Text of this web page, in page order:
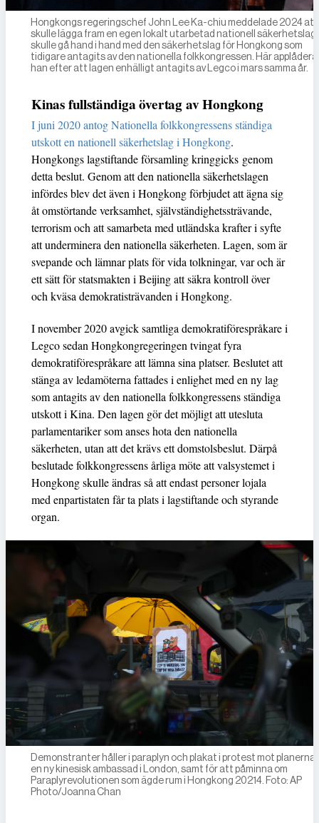
Hongkongs regeringschef John Lee Ka-chiu meddelade 2024
skulle lägga fram en egen lokalt utarbetad nationell säkerhetslag,
skulle gå hand i hand med den säkerhetslag för Hongkong som
tidigare antagits av den nationella folkkongressen. Här
han efter att lagen enhälligt antagits av Legco i mars samma år.
Kinas fullständiga övertag av Hongkong
I juni 2020 antog Nationella folkkongressens ständiga
utskott en nationell säkerhetslag i Hongkong.
Hongkongs lagstiftande församling kringgicks genom
detta beslut. Genom att den nationella säkerhetslagen
infördes blev det även i Hongkong förbjudet att ägna sig
åt omstörtande verksamhet, självständighetssträvande,
terrorism och att samarbeta med utländska krafter i syfte
att underminera den nationella säkerheten. Lagen, som är
svepande och lämnar plats för vida tolkningar, var och är
ett sätt för statsmakten i Beijing att säkra kontroll över
och kväsa demokratisträvanden i Hongkong.
I november 2020 avgick samtliga demokratiförespråkare i
Legco sedan Hongkongregeringen tvingat fyra
demokratiförespråkare att lämna sina platser. Beslutet att
stänga av ledamöterna fattades i enlighet med en ny lag
som antagits av den nationella folkkongressens ständiga
utskott i Kina. Den lagen gör det möjligt att utesluta
parlamentariker som anses hota den nationella
säkerheten, utan att det krävs ett domstolsbeslut. Därpå
beslutade folkkongressens årliga möte att valsystemet i
Hongkong skulle ändras så att endast personer lojala
med enpartistaten får ta plats i lagstiftande och styrande
organ.
Demonstranter håller i paraplyn och plakat i protest mot planerna
en ny kinesisk ambassad i London, samt för att påminna om
Paraplyrevolutionen som ägde rum i Hongkong 20214. Foto: AP
Photo/Joanna Chan